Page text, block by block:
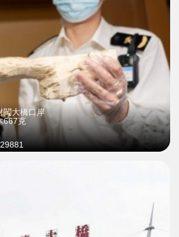
闖大橋口岸
667克
29881